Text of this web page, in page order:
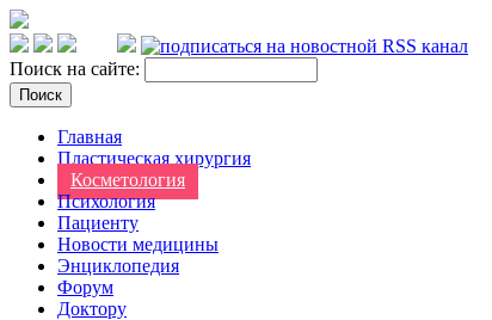
Поиск на сайте:
Главная
Пластическая хирургия
Косметология
Психология
Пациенту
Новости медицины
Энциклопедия
Форум
Доктору